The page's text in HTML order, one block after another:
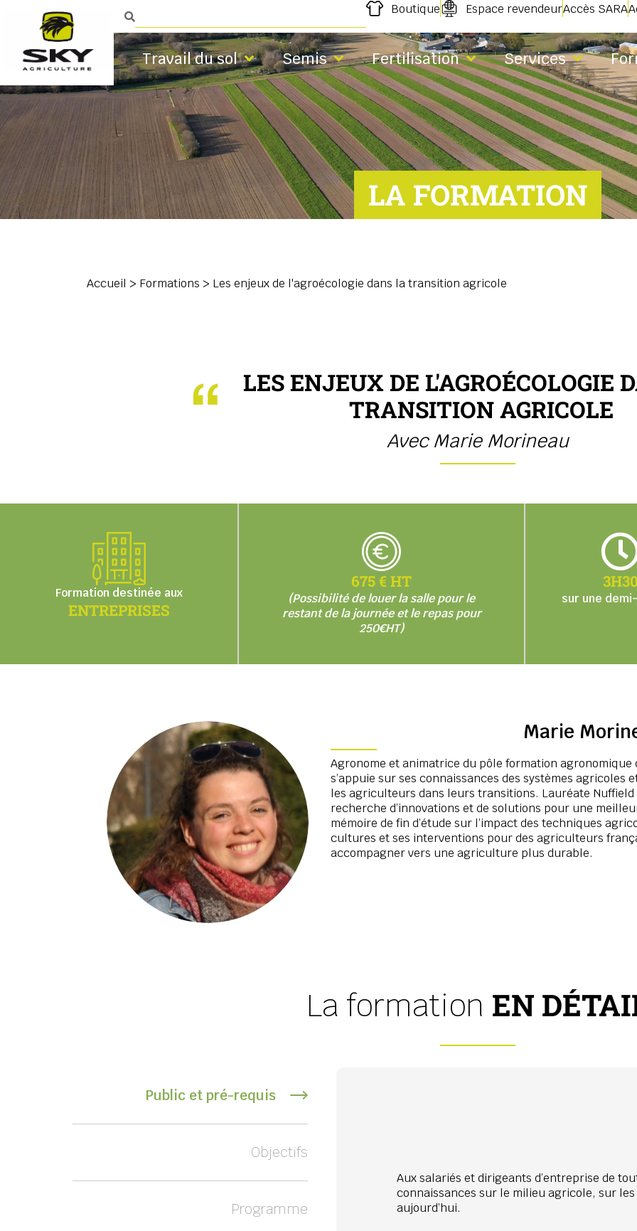
Boutique Espace revendeurAccès SARA
Travail du sol Semis Fertilisation Services
LA FORMATION
Accueil > Formations > Les enjeux de l'agroécologie dans la transition agricole
LES ENJEUX DE L'AGROÉCOLOGIE
TRANSITION AGRICOLE
Avec Marie Morineau
Formation destinée aux
ENTREPRISES
675 € HT
(Possibilité de louer la salle pour le
restant de la journée et le repas pour
250€HT)
3H30
sur une
Marie
Agronome et animatrice du pôle formation
s’appuie sur ses connaissances des systèmes agricoles
les agriculteurs dans leurs transitions. Lauréate
recherche d’innovations et de solutions pour une
mémoire de fin d’étude sur l’impact des techniques
cultures et ses interventions pour des agriculteurs
accompagner vers une agriculture plus durable.
La formation EN
Public et pré-requis
Objectifs
Programme
Aux salariés et dirigeants d’entreprise de
connaissances sur le milieu agricole, sur
aujourd’hui.